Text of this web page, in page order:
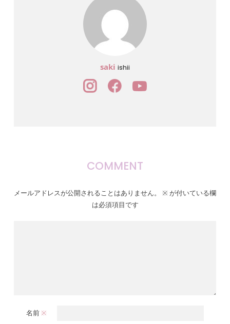
saki ishii
COMMENT
メールアドレスが公開されることはありません。 ※ が付いている欄
は必須項目です
名前 ※